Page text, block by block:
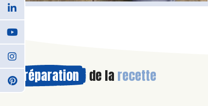
Préparation de la recette